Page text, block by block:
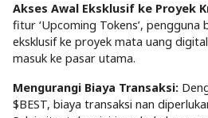
Akses Awal Eksklusif ke Proyek
fitur ‘Upcoming Tokens’, pengguna
eksklusif ke proyek mata uang
masuk ke pasar utama.
Mengurangi Biaya Transaksi:
$BEST, biaya transaksi nan